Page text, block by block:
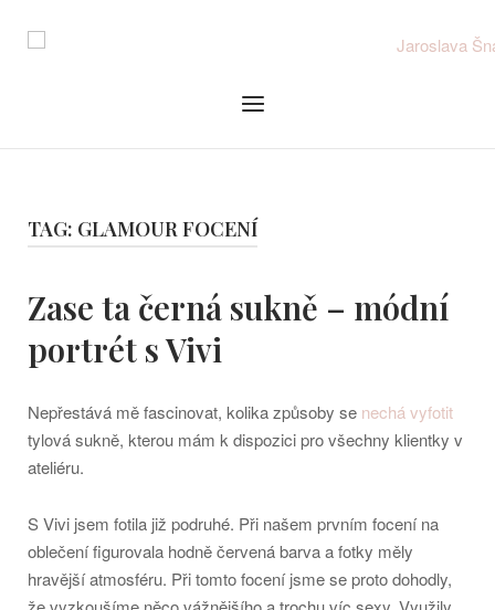
Menu
TAG: GLAMOUR FOCENÍ
Zase ta černá sukně – módní
portrét s Vivi
Nepřestává mě fascinovat, kolika způsoby se nechá vyfotit
tylová sukně, kterou mám k dispozici pro všechny klientky v
ateliéru.
S Vivi jsem fotila již podruhé. Při našem prvním focení na
oblečení figurovala hodně červená barva a fotky měly
hravější atmosféru. Při tomto focení jsme se proto dohodly,